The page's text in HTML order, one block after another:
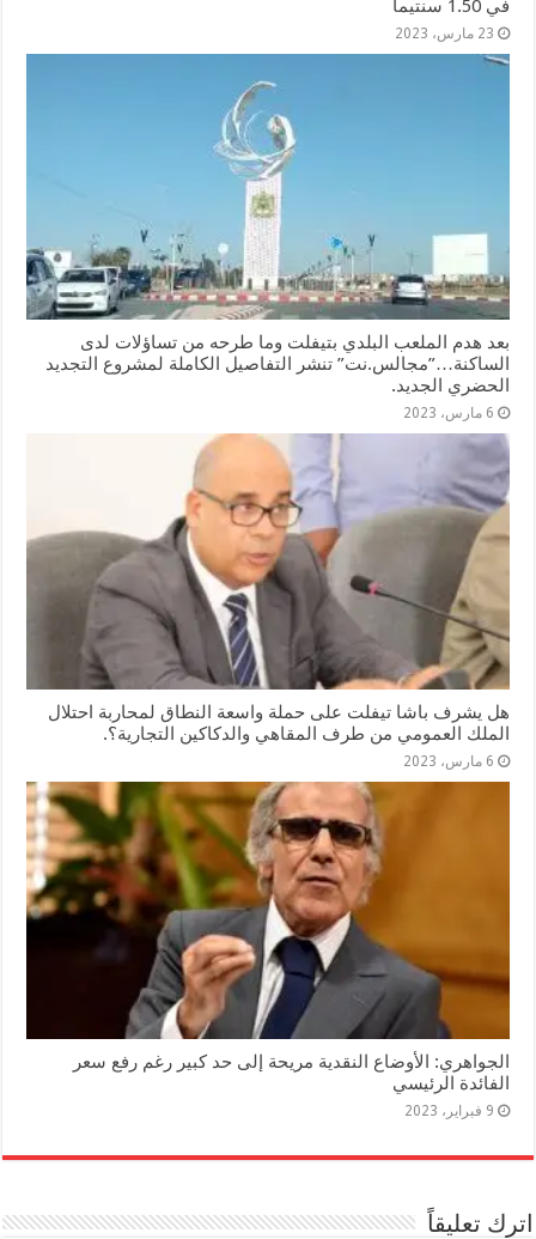
في 1.50 سنتيما
23 مارس، 2023
بعد هدم الملعب البلدي بتيفلت وما طرحه من تساؤلات لدى
الساكنة…”مجالس.نت” تنشر التفاصيل الكاملة لمشروع التجديد
الحضري الجديد.
6 مارس، 2023
هل يشرف باشا تيفلت على حملة واسعة النطاق لمحاربة احتلال
الملك العمومي من طرف المقاهي والدكاكين التجارية؟.
6 مارس، 2023
الجواهري: الأوضاع النقدية مريحة إلى حد كبير رغم رفع سعر
الفائدة الرئيسي
9 فبراير، 2023
اترك تعليقاً